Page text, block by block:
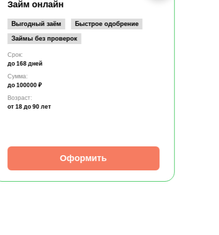
Займ онлайн
Выгодный заём
Быстрое одобрение
Займы без проверок
Срок:
до 168 дней
Сумма:
до 100000 ₽
Возраст:
от 18 до 90 лет
Оформить